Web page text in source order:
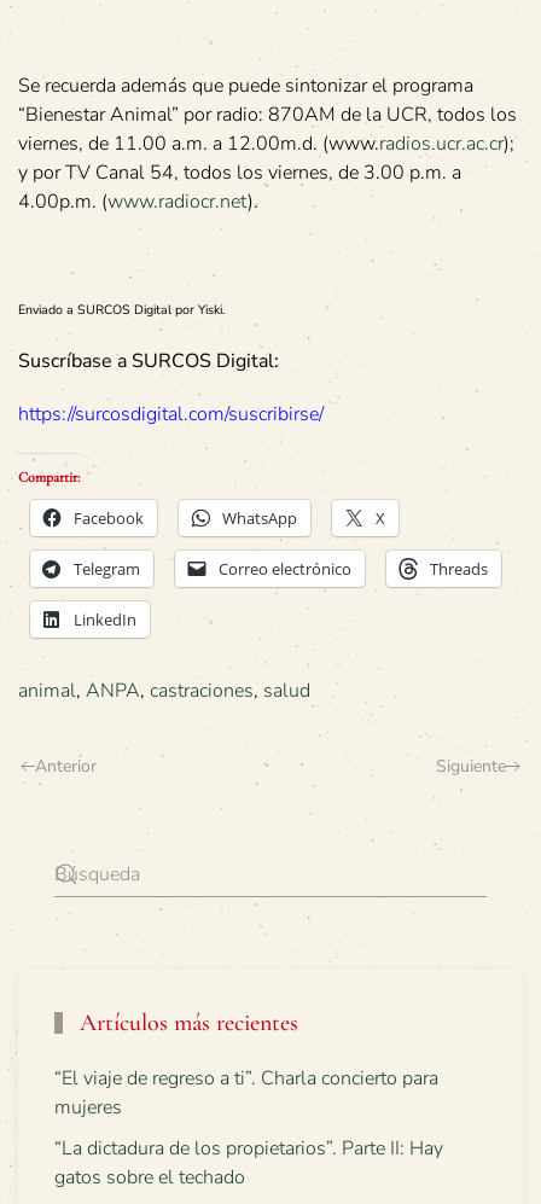
Se recuerda además que puede sintonizar el programa
“Bienestar Animal” por radio: 870AM de la UCR, todos los
viernes, de 11.00 a.m. a 12.00m.d. (www.radios.ucr.ac.cr);
y por TV Canal 54, todos los viernes, de 3.00 p.m. a
4.00p.m. (www.radiocr.net).
Enviado a SURCOS Digital por Yiski.
Suscríbase a SURCOS Digital:
https://surcosdigital.com/suscribirse/
Compartir:
Facebook WhatsApp X
Telegram Correo electrónico Threads
LinkedIn
animal, ANPA, castraciones, salud
Anterior Siguiente
Artículos más recientes
“El viaje de regreso a ti”. Charla concierto para
mujeres
“La dictadura de los propietarios”. Parte II: Hay
gatos sobre el techado